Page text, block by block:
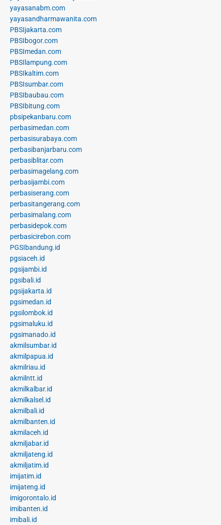
yayasanabm.com
yayasandharmawanita.com
PBSIjakarta.com
PBSIbogor.com
PBSImedan.com
PBSIlampung.com
PBSIkaltim.com
PBSIsumbar.com
PBSIbaubau.com
PBSIbitung.com
pbsipekanbaru.com
perbasimedan.com
perbasisurabaya.com
perbasibanjarbaru.com
perbasiblitar.com
perbasimagelang.com
perbasijambi.com
perbasiserang.com
perbasitangerang.com
perbasimalang.com
perbasidepok.com
perbasicirebon.com
PGSIbandung.id
pgsiaceh.id
pgsijambi.id
pgsibali.id
pgsijakarta.id
pgsimedan.id
pgsilombok.id
pgsimaluku.id
pgsimanado.id
akmilsumbar.id
akmilpapua.id
akmilriau.id
akmilntt.id
akmilkalbar.id
akmilkalsel.id
akmilbali.id
akmilbanten.id
akmilaceh.id
akmiljabar.id
akmiljateng.id
akmiljatim.id
imijatim.id
imijateng.id
imigorontalo.id
imibanten.id
imibali.id